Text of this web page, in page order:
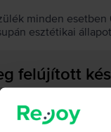
minden
esztétikai
felújított